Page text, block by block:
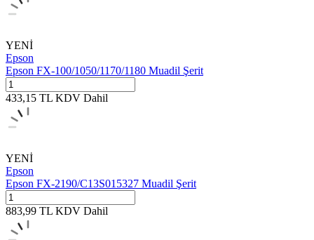
YENİ
Epson
Epson FX-100/1050/1170/1180 Muadil Şerit
433,15 TL KDV Dahil
YENİ
Epson
Epson FX-2190/C13S015327 Muadil Şerit
883,99 TL KDV Dahil